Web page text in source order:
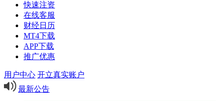
快速注资
在线客服
财经日历
MT4下载
APP下载
推广优惠
用户中心 开立真实账户
最新公告